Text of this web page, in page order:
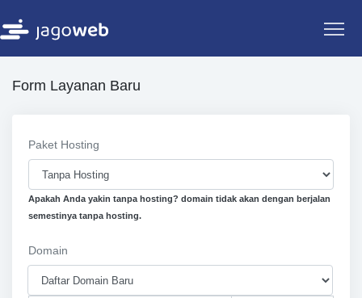
Form Layanan Baru
Paket Hosting
Apakah Anda yakin tanpa hosting? domain tidak akan dengan berjalan
semestinya tanpa hosting.
Domain